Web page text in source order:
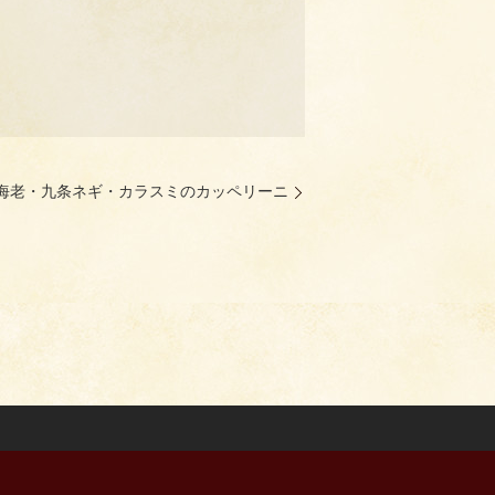
老・九条ネギ・カラスミのカッペリーニ